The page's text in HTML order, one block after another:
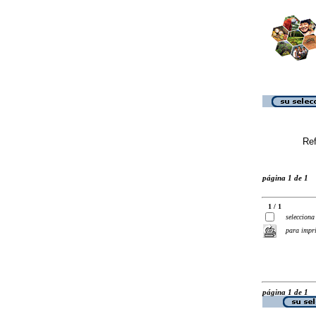
página 1 de 1
1 / 1
selecciona
para
página 1 de 1